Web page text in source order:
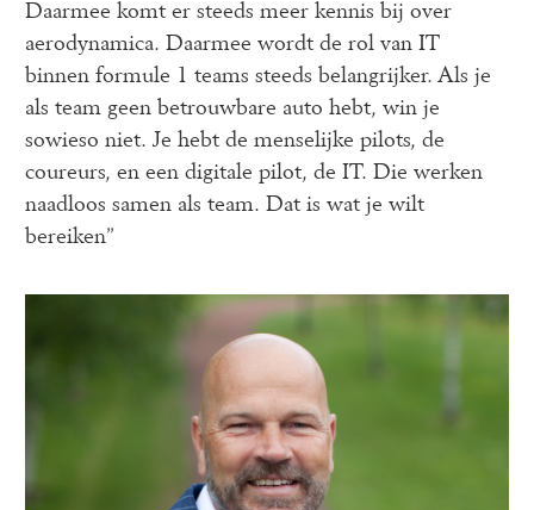
Daarmee komt er steeds meer kennis bij over
aerodynamica. Daarmee wordt de rol van IT
binnen formule 1 teams steeds belangrijker. Als je
als team geen betrouwbare auto hebt, win je
sowieso niet. Je hebt de menselijke pilots, de
coureurs, en een digitale pilot, de IT. Die werken
naadloos samen als team. Dat is wat je wilt
bereiken”